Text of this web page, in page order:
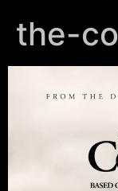
the-